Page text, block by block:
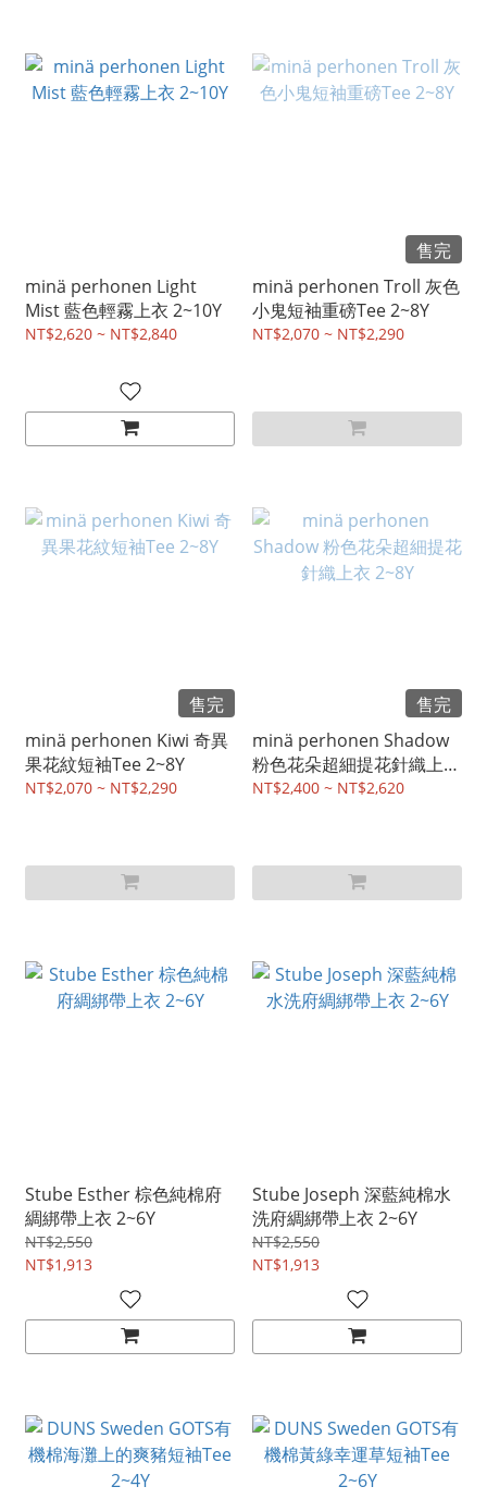
minä perhonen Light
Mist 藍色輕霧上衣 2~10Y
NT$2,620 ~ NT$2,840
售完
minä perhonen Troll 灰色
小鬼短袖重磅Tee 2~8Y
NT$2,070 ~ NT$2,290
售完
minä perhonen Kiwi 奇異
果花紋短袖Tee 2~8Y
NT$2,070 ~ NT$2,290
售完
minä perhonen Shadow
粉色花朵超細提花針織上衣
2~8Y
NT$2,400 ~ NT$2,620
Stube Esther 棕色純棉府
綢綁帶上衣 2~6Y
NT$2,550
NT$1,913
Stube Joseph 深藍純棉水
洗府綢綁帶上衣 2~6Y
NT$2,550
NT$1,913